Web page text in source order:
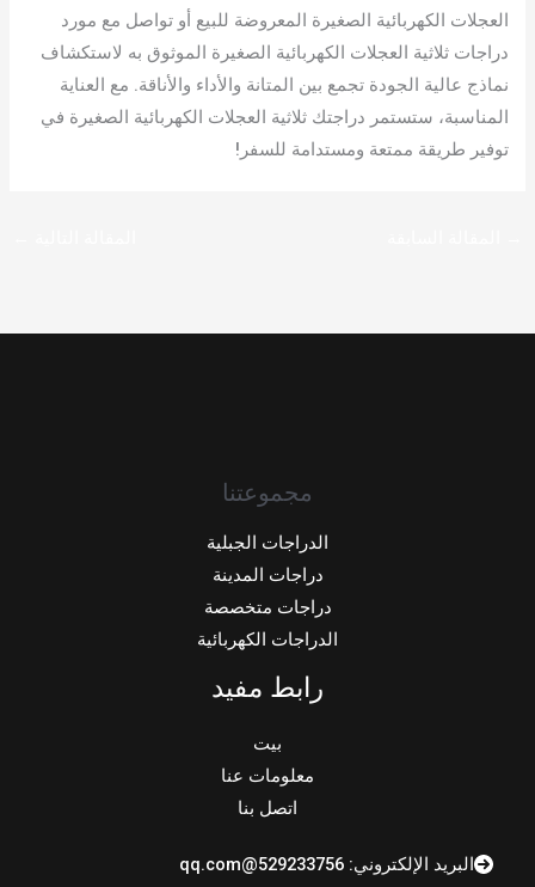
العجلات الكهربائية الصغيرة المعروضة للبيع أو تواصل مع مورد
دراجات ثلاثية العجلات الكهربائية الصغيرة الموثوق به لاستكشاف
نماذج عالية الجودة تجمع بين المتانة والأداء والأناقة. مع العناية
المناسبة، ستستمر دراجتك ثلاثية العجلات الكهربائية الصغيرة في
توفير طريقة ممتعة ومستدامة للسفر!
مجموعتنا
الدراجات الجبلية
دراجات المدينة
دراجات متخصصة
الدراجات الكهربائية
رابط مفيد
بيت
معلومات عنا
اتصل بنا
البريد الإلكتروني: 529233756@qq.com